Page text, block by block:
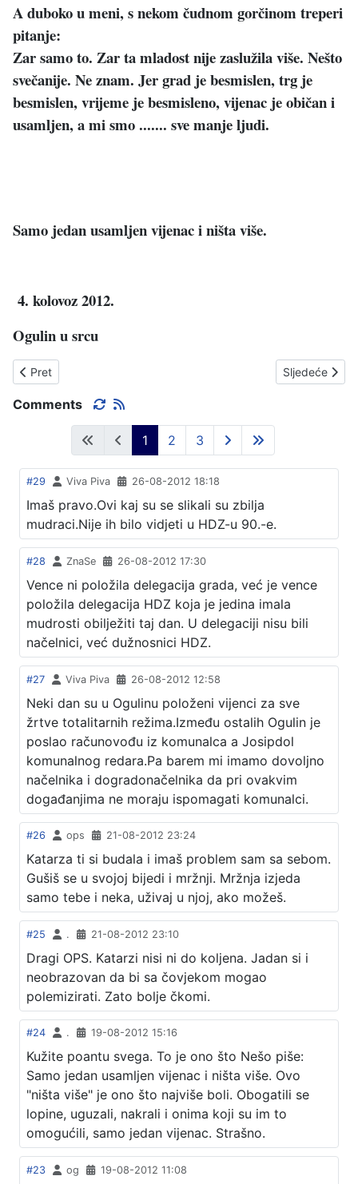
A duboko u meni, s nekom čudnom gorčinom treperi
pitanje:
Zar samo to. Zar ta mladost nije zaslužila više. Nešto
svečanije. Ne znam. Jer grad je besmislen, trg je
besmislen, vrijeme je besmisleno, vijenac je običan i
usamljen, a mi smo ....... sve manje ljudi.
Samo jedan usamljen vijenac i ništa više.
4. kolovoz 2012.
Ogulin u srcu
Prethodni članak: SDP-ov PLAN ZA OGULIN
Pret Sljedeći
Sljedeće
Comments
1 2 3
#29 Viva Piva 26-08-2012 18:18
Imaš pravo.Ovi kaj su se slikali su zbilja
mudraci.Nije ih bilo vidjeti u HDZ-u 90.-e.
#28 ZnaSe 26-08-2012 17:30
Vence ni položila delegacija grada, već je vence
položila delegacija HDZ koja je jedina imala
mudrosti obilježiti taj dan. U delegaciji nisu bili
načelnici, već dužnosnici HDZ.
#27 Viva Piva 26-08-2012 12:58
Neki dan su u Ogulinu položeni vijenci za sve
žrtve totalitarnih režima.Između ostalih Ogulin je
poslao računovođu iz komunalca a Josipdol
komunalnog redara.Pa barem mi imamo dovoljno
načelnika i dogradonačelnika da pri ovakvim
događanjima ne moraju ispomagati komunalci.
#26 ops 21-08-2012 23:24
Katarza ti si budala i imaš problem sam sa sebom.
Gušiš se u svojoj bijedi i mržnji. Mržnja izjeda
samo tebe i neka, uživaj u njoj, ako možeš.
#25 . 21-08-2012 23:10
Dragi OPS. Katarzi nisi ni do koljena. Jadan si i
neobrazovan da bi sa čovjekom mogao
polemizirati. Zato bolje čkomi.
#24 . 19-08-2012 15:16
Kužite poantu svega. To je ono što Nešo piše:
Samo jedan usamljen vijenac i ništa više. Ovo
"ništa više" je ono što najviše boli. Obogatili se
lopine, uguzali, nakrali i onima koji su im to
omogućili, samo jedan vijenac. Strašno.
#23 og 19-08-2012 11:08